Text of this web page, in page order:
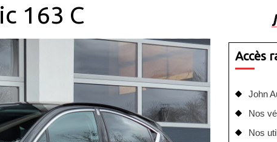
163 C
Accès
John
Nos
Nos